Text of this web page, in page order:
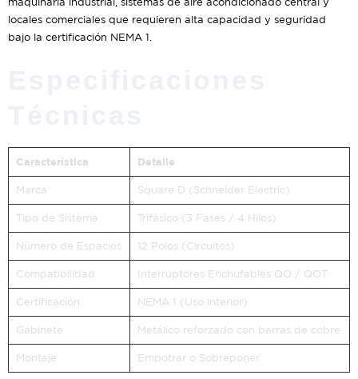
locales comerciales que requieren alta capacidad y seguridad
bajo la certificación NEMA 1.
Característica Detalle
Marca Square D (Schneider Electric)
Tipo de Sistema Trifásico (3 Fases / 4 Hilos)
Número de Espacios 12 Polos (Circuitos)
Compatibilidad Interruptores Enchufables QO / QOT
Certificación NEMA 1 (Uso interior)
Gabinete Metálico reforzado con barras de cobre
Montaje Empotrar o Sobreponer